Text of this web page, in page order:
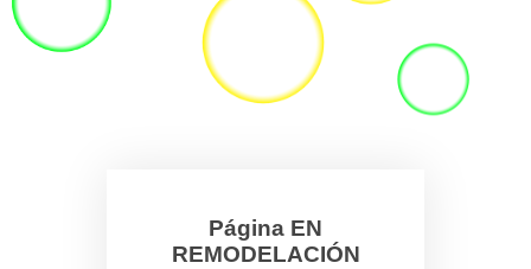
Página EN
REMODELACIÓN